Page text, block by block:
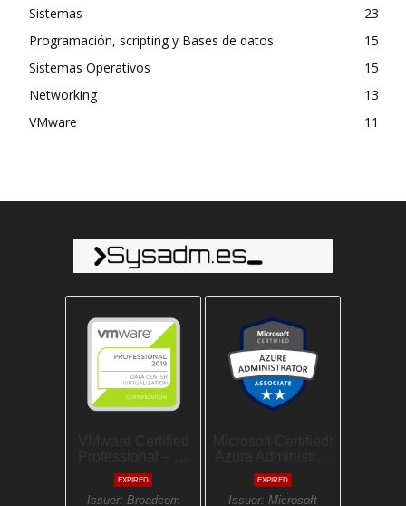
Sistemas
23
Programación, scripting y Bases de datos
15
Sistemas Operativos
15
Networking
13
VMware
11